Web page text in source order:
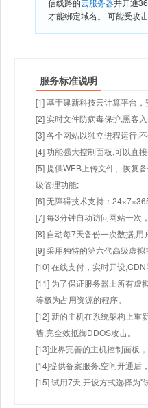
信线路的云服务器并开通
才能绑定域名。 可能受攻
服务标准说明
[1] 基于建新科技云计算平台
[2] 实时文件防病毒保护,黑客
[3] 各个网站以独立进程运行,
[4] 功能强大控制面板,可以直
[5] 提供WEB上传文件、恢复
级管理功能;
[6] 无障碍技术支持：
[7] 每3分钟自动访问网站一次
[8] 自动每7天备份一次数据,
[9] 采用独特的第六代高级虚
[10] 在线支付，实时开设
[11] 为了保证服务器上所有虚
等极为占用资源的程序。
[12] 新的主机在系统架构上重
墙,完全效抵御DDOS攻击。
[13]业界完善的主机控制面板
[14]提供备案服务,空间开通后
[15] 试用7天.开设方式选择为"